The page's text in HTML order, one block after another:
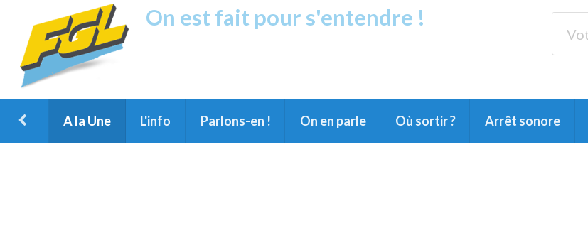
On est fait pour s'entendre !
A la Une L'info Parlons-en ! On en parle Où sortir ? Arrêt sonore